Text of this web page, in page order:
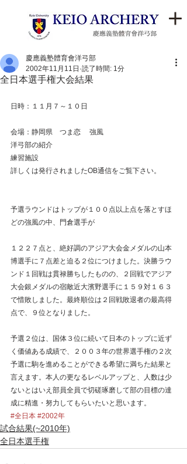
全日本選手権大会結果
慶應義塾體育會洋弓部
2002年11月11日 読了時間: 1分
日時：１１月７～１０日
会場：静岡県　つま恋　 強風
洋弓部の紹介
練習施設
詳しくは発行されましたOB通信をご覧下さい。
予選ラウンドはトップが１００点以上点を落とすほ
どの強風の中、門倉選手が
１２２７点と、絶好調のアジア大会金メダルの山本
博選手に７点差と迫る２位につけました。決勝ラウ
ンド１回戦は貫禄勝ちしたものの、２回戦でアジア
大会銀メダルの宿敵近大濱野選手に１５９対１６３
で惜敗しました。最終順位は２回戦敗退者の最高得
点で、９位となりました。
予選２位は、国体３位に続いて日本のトップに近ず
く価値ある成績で、２００３年の世界選手権の２次
予選に駒を進めることができる希望に満ちた結果と
言えます。本人の更なるレベルアップと、人数は少
ないとはいえ部員全員で切磋琢磨して部の目標の達
成に精進・努力してもらいたいと思います。
#全日本 #2002年
試合結果(~2010年)
全日本選手権